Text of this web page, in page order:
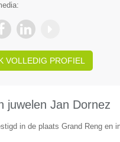
VOLLEDIG PROFIEL
juwelen Jan Dornez
in de plaats Grand Reng en